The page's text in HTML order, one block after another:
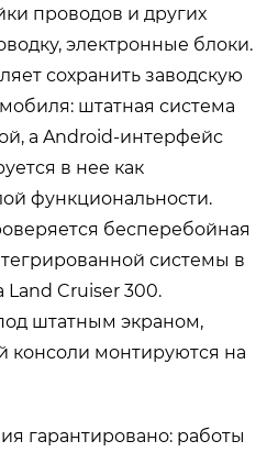
проводов и других
электронные блоки.
сохранить заводскую
штатная система
а Android-интерфейс
в нее как
функциональности.
бесперебойная
системы в
Land Cruiser 300.
штатным экраном,
консоли монтируются на
гарантировано: работы